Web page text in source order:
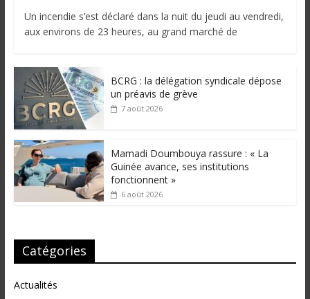
Un incendie s’est déclaré dans la nuit du jeudi au vendredi,
aux environs de 23 heures, au grand marché de
BCRG : la délégation syndicale dépose
un préavis de grève
7 août 2026
Mamadi Doumbouya rassure : « La
Guinée avance, ses institutions
fonctionnent »
6 août 2026
Catégories
Actualités